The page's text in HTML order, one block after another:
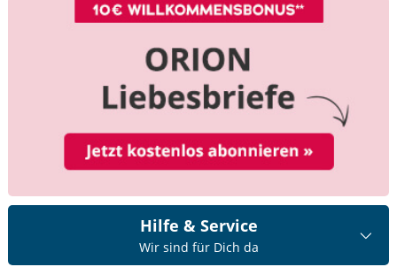
Hilfe & Service
Wir sind für Dich da